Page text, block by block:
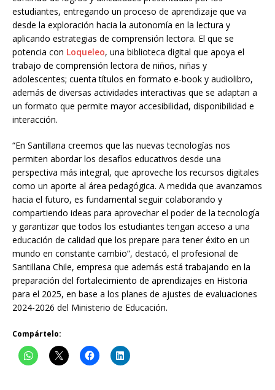
estudiantes, entregando un proceso de aprendizaje que va
desde la exploración hacia la autonomía en la lectura y
aplicando estrategias de comprensión lectora. El que se
potencia con Loqueleo, una biblioteca digital que apoya el
trabajo de comprensión lectora de niños, niñas y
adolescentes; cuenta títulos en formato e-book y audiolibro,
además de diversas actividades interactivas que se adaptan a
un formato que permite mayor accesibilidad, disponibilidad e
interacción.
“En Santillana creemos que las nuevas tecnologías nos
permiten abordar los desafíos educativos desde una
perspectiva más integral, que aproveche los recursos digitales
como un aporte al área pedagógica. A medida que avanzamos
hacia el futuro, es fundamental seguir colaborando y
compartiendo ideas para aprovechar el poder de la tecnología
y garantizar que todos los estudiantes tengan acceso a una
educación de calidad que los prepare para tener éxito en un
mundo en constante cambio”, destacó, el profesional de
Santillana Chile, empresa que además está trabajando en la
preparación del fortalecimiento de aprendizajes en Historia
para el 2025, en base a los planes de ajustes de evaluaciones
2024-2026 del Ministerio de Educación.
Compártelo: